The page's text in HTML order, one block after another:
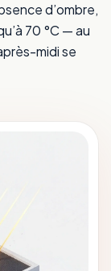
d’ombre,
70 °C — au
midi se